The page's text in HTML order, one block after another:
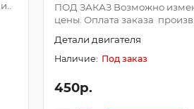
ПОД ЗАКАЗ Возможно
цены. Оплата заказа произв..
Детали двигателя
Под заказ
450р.